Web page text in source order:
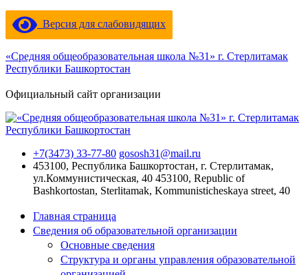
Версия для слабовидящих
«Средняя общеобразовательная школа №31» г. Стерлитамак
Республики Башкортостан
Официальный сайт организации
+7(3473) 33-77-80 gososh31@mail.ru
453100, Республика Башкортостан, г. Стерлитамак,
ул.Коммунистическая, 40 453100, Republic of
Bashkortostan, Sterlitamak, Kommunisticheskaya street, 40
Главная страница
Сведения об образовательной организации
Основные сведения
Структура и органы управления образовательной